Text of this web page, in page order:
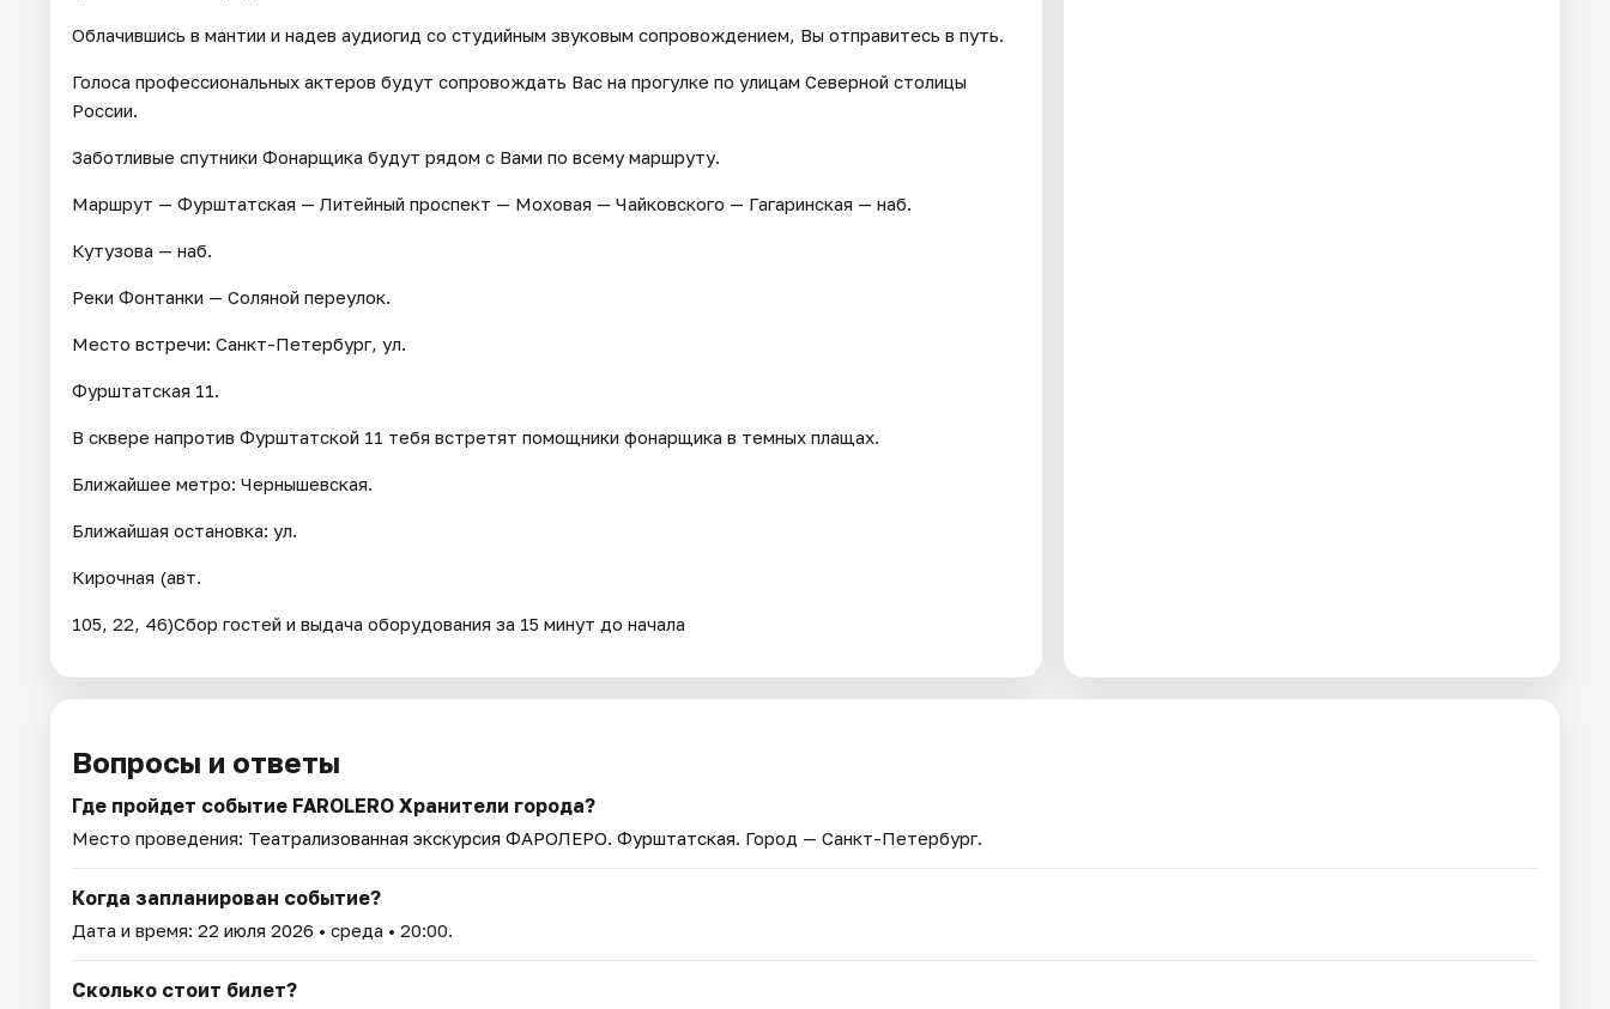
Облачившись в мантии и надев аудиогид со студийным звуковым сопровождением, Вы отправитесь в путь.
Голоса профессиональных актеров будут сопровождать Вас на прогулке по улицам Северной столицы
России.
Заботливые спутники Фонарщика будут рядом с Вами по всему маршруту.
Маршрут — Фурштатская — Литейный проспект — Моховая — Чайковского — Гагаринская — наб.
Кутузова — наб.
Реки Фонтанки — Соляной переулок.
Место встречи: Санкт-Петербург, ул.
Фурштатская 11.
В сквере напротив Фурштатской 11 тебя встретят помощники фонарщика в темных плащах.
Ближайшее метро: Чернышевская.
Ближайшая остановка: ул.
Кирочная (авт.
105, 22, 46)Сбор гостей и выдача оборудования за 15 минут до начала
Вопросы и ответы
Где пройдет событие FAROLERO Хранители города?
Место проведения: Театрализованная экскурсия ФАРОЛЕРО. Фурштатская. Город — Санкт-Петербург.
Когда запланирован событие?
Дата и время: 22 июля 2026 • среда • 20:00.
Сколько стоит билет?